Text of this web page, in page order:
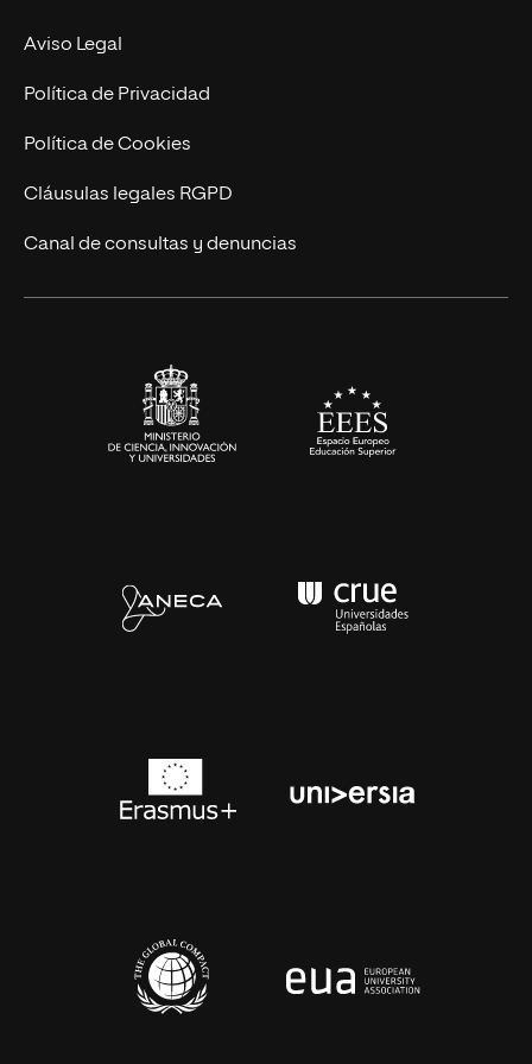
Experto Universitario
Postgrados
Cursos Universitarios
Nuestro Equipo
Trabaja en UNIR
Actualidad
UNIR Revista
Eventos
Aviso Legal
Política de Privacidad
Política de Cookies
Cláusulas legales RGPD
Canal de consultas y denuncias